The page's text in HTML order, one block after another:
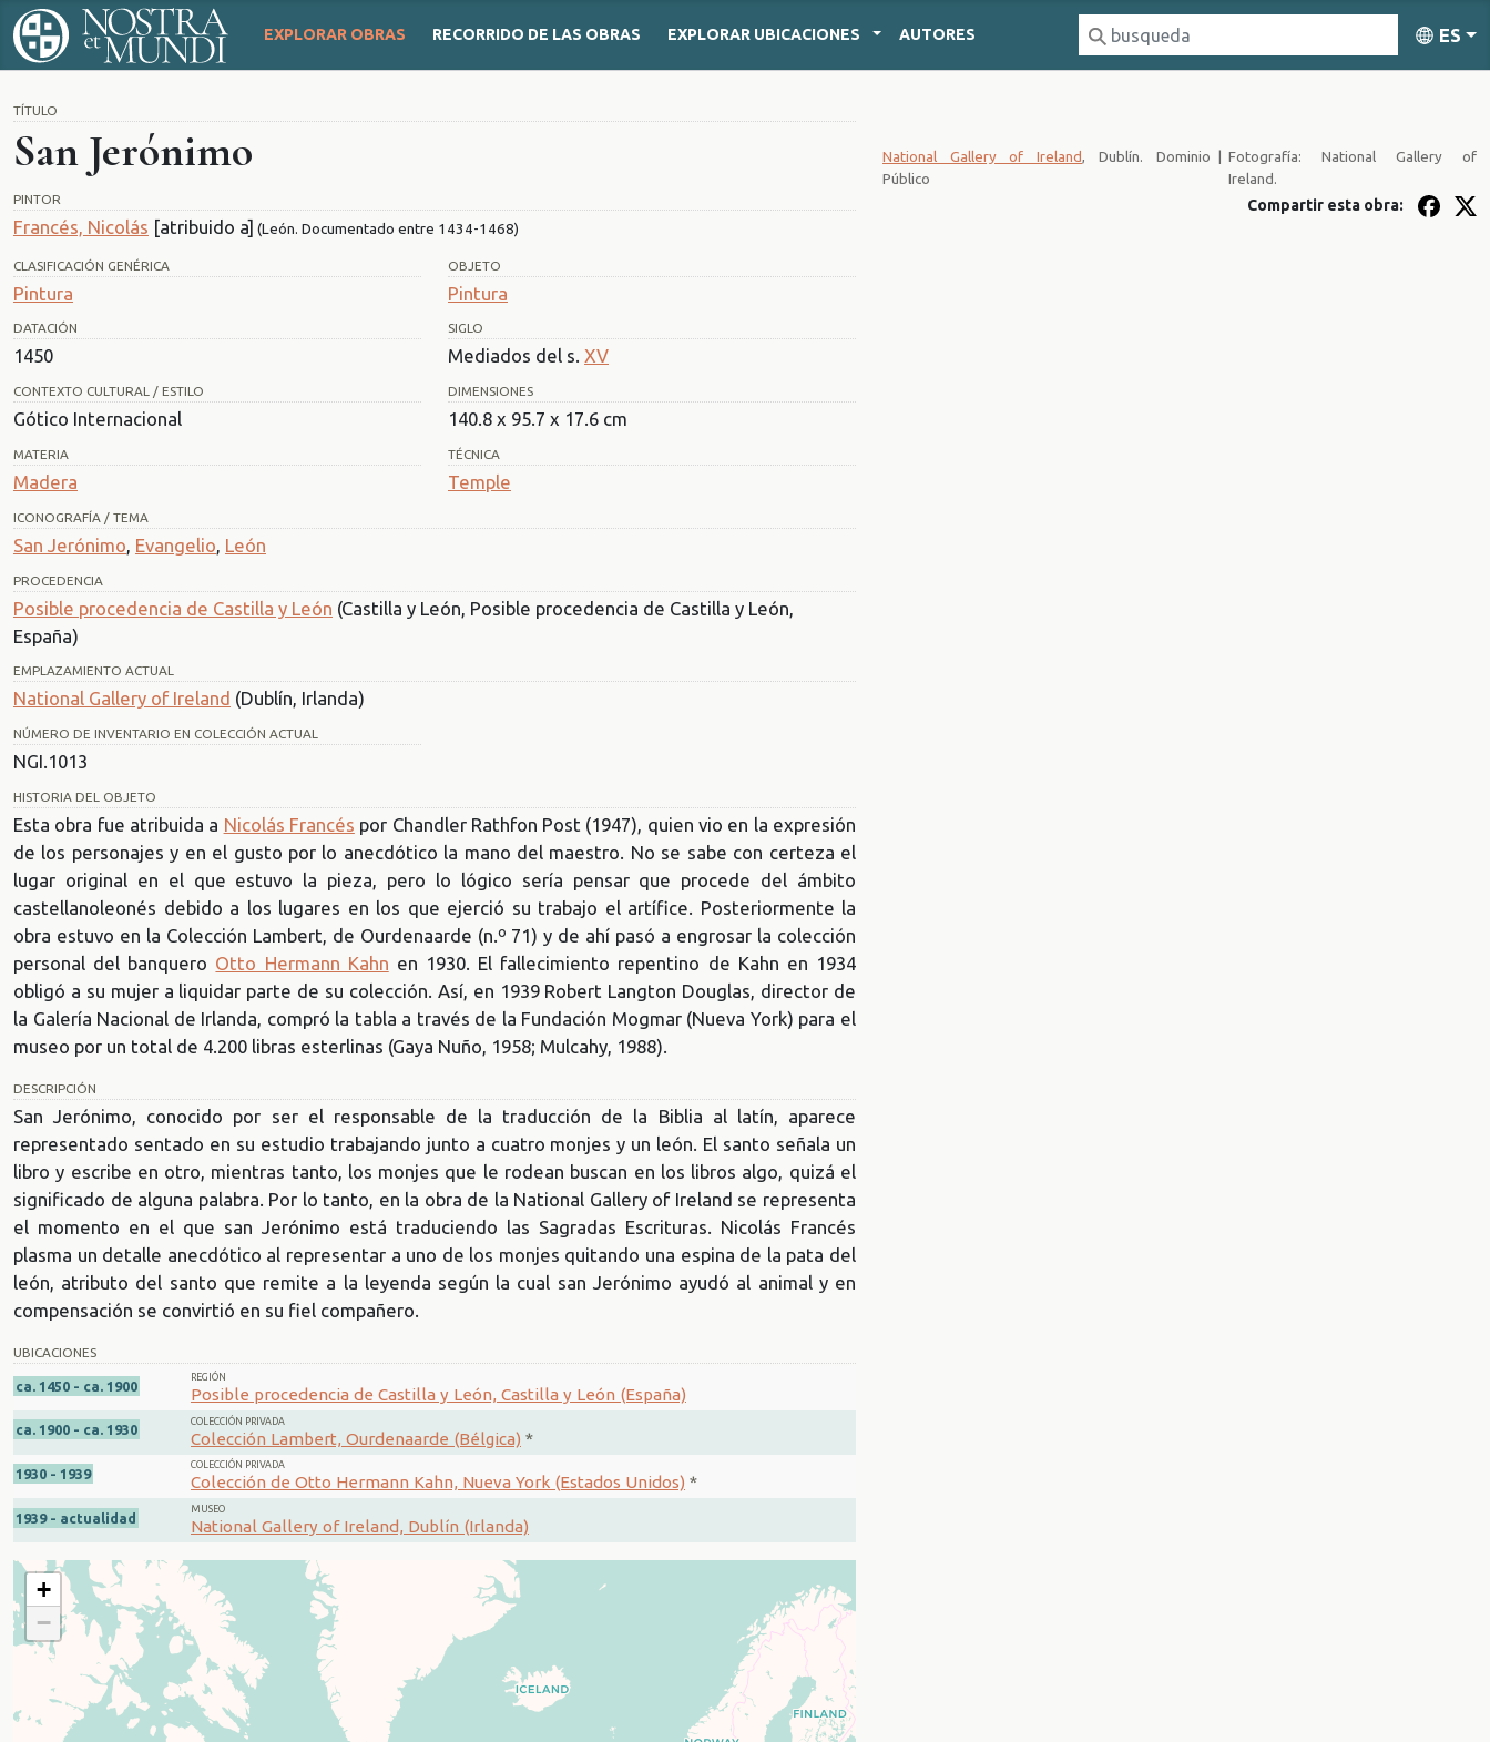
EXPLORAR OBRAS RECORRIDO DE LAS OBRAS EXPLORAR UBICACIONES AUTORES ES
TÍTULO
San Jerónimo
PINTOR
Francés, Nicolás [atribuido a] (León. Documentado entre 1434-1468)
CLASIFICACIÓN GENÉRICA
Pintura
OBJETO
Pintura
DATACIÓN
1450
SIGLO
Mediados del s. XV
CONTEXTO CULTURAL / ESTILO
Gótico Internacional
DIMENSIONES
140.8 x 95.7 x 17.6 cm
MATERIA
Madera
TÉCNICA
Temple
ICONOGRAFÍA / TEMA
San Jerónimo Evangelio León
PROCEDENCIA
Posible procedencia de Castilla y León (Castilla y León, Posible procedencia de Castilla y León,
España)
EMPLAZAMIENTO ACTUAL
National Gallery of Ireland (Dublín, Irlanda)
NÚMERO DE INVENTARIO EN COLECCIÓN ACTUAL
NGI.1013
HISTORIA DEL OBJETO
Esta obra fue atribuida a Nicolás Francés por Chandler Rathfon Post (1947), quien vio en la expresión
de los personajes y en el gusto por lo anecdótico la mano del maestro. No se sabe con certeza el
lugar original en el que estuvo la pieza, pero lo lógico sería pensar que procede del ámbito
castellanoleonés debido a los lugares en los que ejerció su trabajo el artífice. Posteriormente la
obra estuvo en la Colección Lambert, de Ourdenaarde (n.º 71) y de ahí pasó a engrosar la colección
personal del banquero Otto Hermann Kahn en 1930. El fallecimiento repentino de Kahn en 1934
obligó a su mujer a liquidar parte de su colección. Así, en 1939 Robert Langton Douglas, director de
la Galería Nacional de Irlanda, compró la tabla a través de la Fundación Mogmar (Nueva York) para el
museo por un total de 4.200 libras esterlinas (Gaya Nuño, 1958; Mulcahy, 1988).
DESCRIPCIÓN
San Jerónimo, conocido por ser el responsable de la traducción de la Biblia al latín, aparece
representado sentado en su estudio trabajando junto a cuatro monjes y un león. El santo señala un
libro y escribe en otro, mientras tanto, los monjes que le rodean buscan en los libros algo, quizá el
significado de alguna palabra. Por lo tanto, en la obra de la National Gallery of Ireland se representa
el momento en el que san Jerónimo está traduciendo las Sagradas Escrituras. Nicolás Francés
plasma un detalle anecdótico al representar a uno de los monjes quitando una espina de la pata del
león, atributo del santo que remite a la leyenda según la cual san Jerónimo ayudó al animal y en
compensación se convirtió en su fiel compañero.
UBICACIONES
ca. 1450 - ca. 1900
REGIÓN
Posible procedencia de Castilla y León, Castilla y León (España)
ca. 1900 - ca. 1930
COLECCIÓN PRIVADA
Colección Lambert, Ourdenaarde (Bélgica) *
1930 - 1939
COLECCIÓN PRIVADA
Colección de Otto Hermann Kahn, Nueva York (Estados Unidos) *
1939 - actualidad
MUSEO
National Gallery of Ireland, Dublín (Irlanda)
+
−
National Gallery of Ireland, Dublín. Dominio
Público
| Fotografía: National Gallery of
Ireland.
Compartir esta obra: